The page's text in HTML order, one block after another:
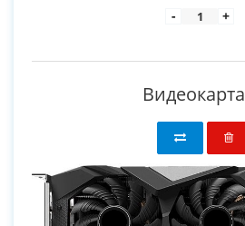
- +
Видеокарта